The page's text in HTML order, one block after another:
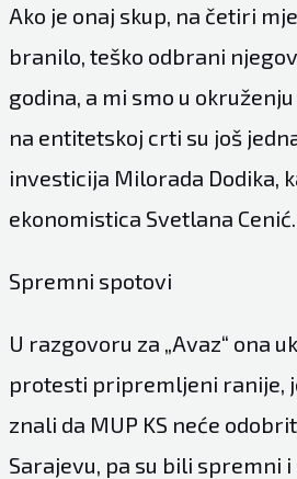
Ako je onaj skup, na četiri
branilo, teško odbrani
godina, a mi smo u
na entitetskoj crti su još
investicija Milorada Dodika,
ekonomistica Svetlana Cenić.
Spremni spotovi
U razgovoru za „Avaz“ ona
protesti pripremljeni ranije,
znali da MUP KS neće
Sarajevu, pa su bili spremni